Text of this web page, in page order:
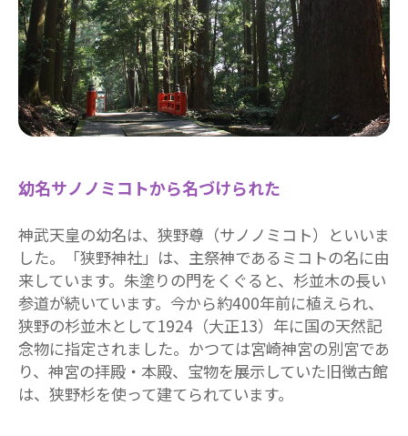
幼名サノノミコトから名づけられた
神武天皇の幼名は、狭野尊（サノノミコト）といいま
した。「狭野神社」は、主祭神であるミコトの名に由
来しています。朱塗りの門をくぐると、杉並木の長い
参道が続いています。今から約400年前に植えられ、
狭野の杉並木として1924（大正13）年に国の天然記
念物に指定されました。かつては宮崎神宮の別宮であ
り、神宮の拝殿・本殿、宝物を展示していた旧徴古館
は、狭野杉を使って建てられています。